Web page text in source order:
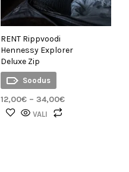
RENT Rippvoodi
Hennessy Explorer
Deluxe Zip
Soodus
12,00€ – 34,00€Hinnavahemik:
VALI